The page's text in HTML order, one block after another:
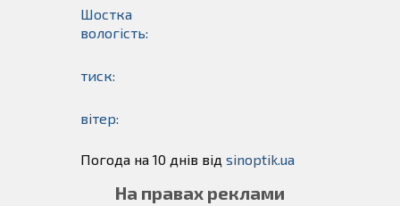
Шостка
вологість:
тиск:
вітер:
Погода на 10 днів від sinoptik.ua
На правах реклами